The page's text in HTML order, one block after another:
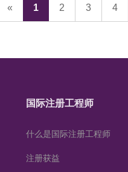
« 1 2 3 4
国际注册工程师
什么是国际注册工程师
注册获益